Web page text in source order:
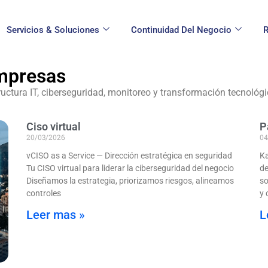
Servicios & Soluciones Continuidad Del Negocio
IT, ciberseguridad, monitoreo y transformación
Ciso virtual
20/03/2026
vCISO as a Service — Dirección estratégica en seguridad
Tu CISO virtual para liderar la ciberseguridad del negocio
Diseñamos la estrategia, priorizamos riesgos, alineamos
controles
Leer mas »
y